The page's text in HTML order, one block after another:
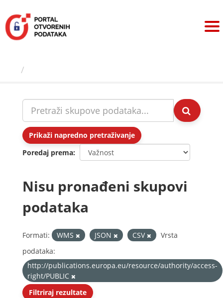
sadržaj
Prikaži napredno pretraživanje
Poredaj prema
Nisu pronađeni skupovi
podataka
Formati: WMS JSON CSV
Vrsta
podataka:
http://publications.europa.eu/resource/authority/access-
right/PUBLIC
Filtriraj rezultate